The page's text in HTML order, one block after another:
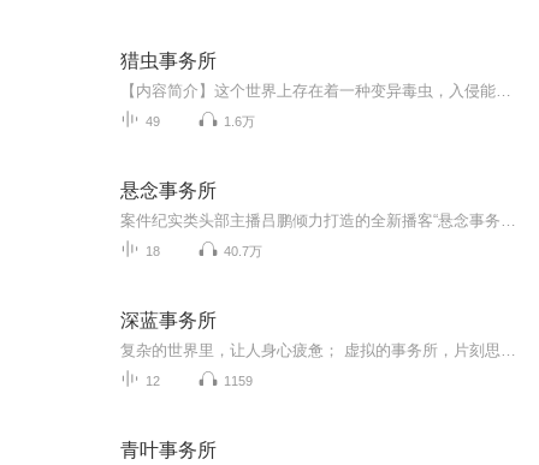
猎虫事务所
49 1.6万
悬念事务所
18 40.7万
深蓝事务所
12 1159
青叶事务所